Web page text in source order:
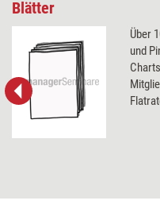
Blätter
Über
und